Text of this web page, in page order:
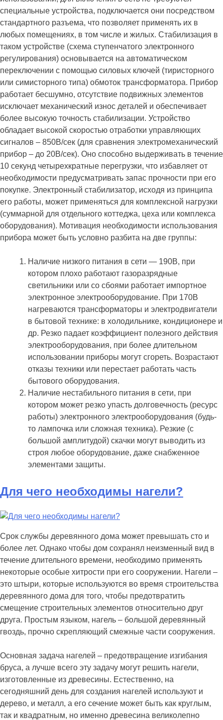
специальные устройства, подключается они посредством
стандартного разъема, что позволяет применять их в
любых помещениях, в том числе и жилых. Стабилизация в
таком устройстве (схема ступенчатого электронного
регулирования) основывается на автоматическом
переключении с помощью силовых ключей (тиристорного
или симисторного типа) обмоток трансформатора. Прибор
работает бесшумно, отсутствие подвижных элементов
исключает механический износ деталей и обеспечивает
более высокую точность стабилизации. Устройство
обладает высокой скоростью отработки управляющих
сигналов – 850В/сек (для сравнения электромеханический
прибор – до 20В/сек). Оно способно выдерживать в течение
10 секунд четырехкратные перегрузки, что избавляет от
необходимости предусматривать запас прочности при его
покупке. Электронный стабилизатор, исходя из принципа
его работы, может применяться для комплексной нагрузки
(суммарной для отдельного коттеджа, цеха или комплекса
оборудования). Мотивация необходимости использования
прибора может быть условно разбита на две группы:
Наличие низкого питания в сети — 190В, при
котором плохо работают газоразрядные
светильники или со сбоями работает импортное
электронное электрооборудование. При 170В
нагреваются трансформаторы и электродвигатели
в бытовой технике: в холодильнике, кондиционере и
др. Резко падает коэффициент полезного действия
электрооборудования, при более длительном
использовании приборы могут сгореть. Возрастают
отказы техники или перестает работать часть
бытового оборудования.
Наличие нестабильного питания в сети, при
котором может резко упасть долговечность (ресурс
работы) электронного электрооборудования (будь-
то лампочка или сложная техника). Резкие (с
большой амплитудой) скачки могут выводить из
строя любое оборудование, даже снабженное
элементами защиты.
Для чего необходимы нагели?
Срок службы деревянного дома может превышать сто и
более лет. Однако чтобы дом сохранял неизменный вид в
течение длительного времени, необходимо применять
некоторые особые хитрости при его сооружении. Нагели –
это штыри, которые используются во время строительства
деревянного дома для того, чтобы предотвратить
смещение строительных элементов относительно друг
друга. Простым языком, нагель – большой деревянный
гвоздь, прочно скрепляющий смежные части сооружения.
Основная задача нагелей – предотвращение изгибания
бруса, а лучше всего эту задачу могут решить нагели,
изготовленные из древесины. Естественно, на
сегодняшний день для создания нагелей используют и
дерево, и металл, а его сечение может быть как круглым,
так и квадратным, но именно древесина великолепно